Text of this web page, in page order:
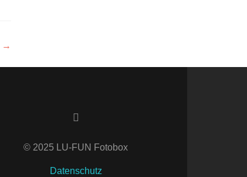
→
Facebook-
© 2025 LU-FUN Fotobox
Datenschutz